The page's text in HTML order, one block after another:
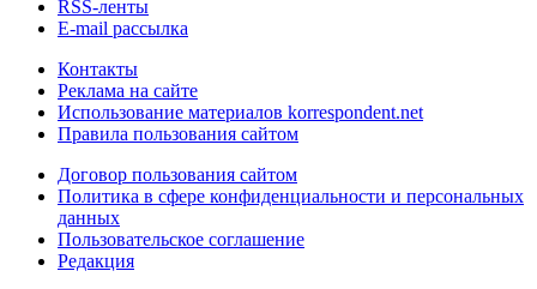
RSS-ленты
E-mail рассылка
Контакты
Реклама на сайте
Использование материалов korrespondent.net
Правила пользования сайтом
Договор пользования сайтом
Политика в сфере конфиденциальности и персональных
данных
Пользовательское соглашение
Редакция